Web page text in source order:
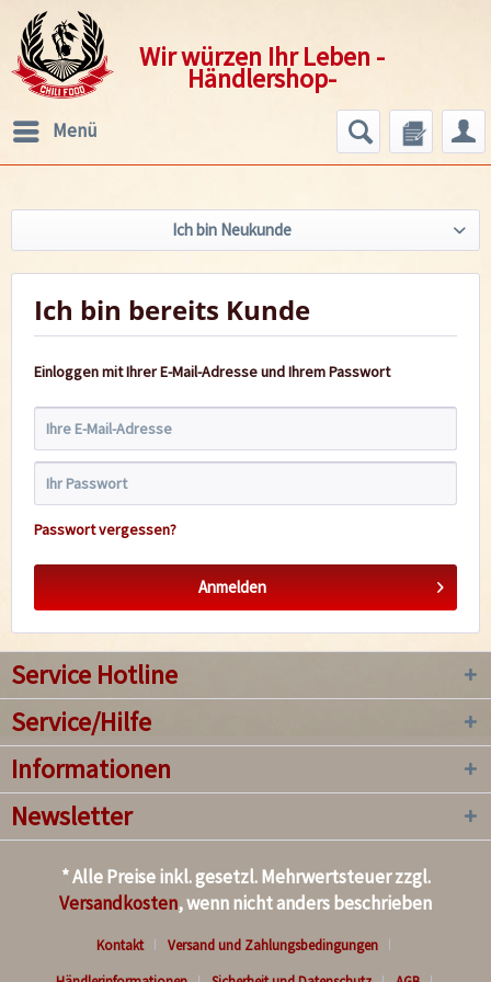
Wir würzen Ihr Leben -
Händlershop-
Menü
Ich bin Neukunde
Ich bin bereits Kunde
Einloggen mit Ihrer E-Mail-Adresse und Ihrem Passwort
Passwort vergessen?
Anmelden
Service Hotline
Service/Hilfe
Informationen
Newsletter
* Alle Preise inkl. gesetzl. Mehrwertsteuer zzgl.
Versandkosten, wenn nicht anders beschrieben
Kontakt
Versand und Zahlungsbedingungen